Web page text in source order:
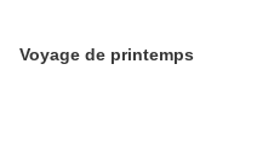
Voyage de printemps